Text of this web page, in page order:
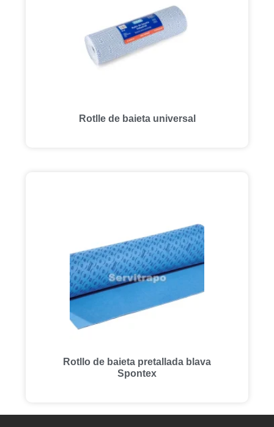
Rotlle de baieta universal
Rotllo de baieta pretallada blava
Spontex